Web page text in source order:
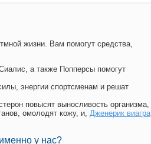
жизни. Вам помогут средства,
а также Попперсы помогут
энергии спортсменам и решат
повысят выносливость организма,
омолодят кожу, и, Дженерик виагра
у нас?